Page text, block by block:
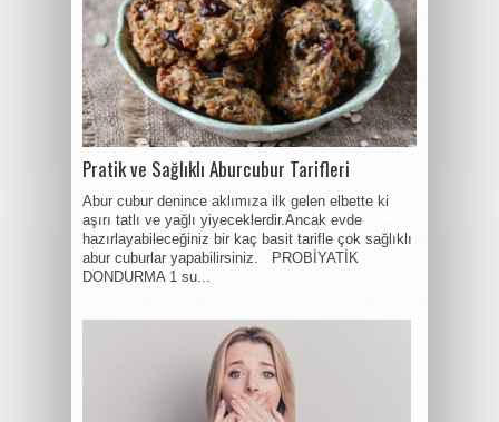
Pratik ve Sağlıklı Aburcubur Tarifleri
Abur cubur denince aklımıza ilk gelen elbette ki
aşırı tatlı ve yağlı yiyeceklerdir.Ancak evde
hazırlayabileceğiniz bir kaç basit tarifle çok sağlıklı
abur cuburlar yapabilirsiniz. PROBİYATİK
DONDURMA 1 su...